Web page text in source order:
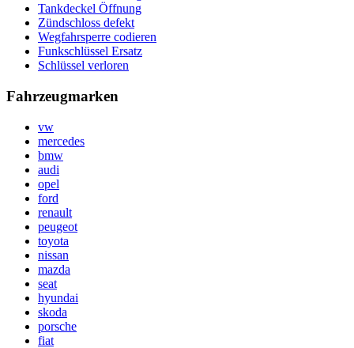
Tankdeckel Öffnung
Zündschloss defekt
Wegfahrsperre codieren
Funkschlüssel Ersatz
Schlüssel verloren
Fahrzeugmarken
vw
mercedes
bmw
audi
opel
ford
renault
peugeot
toyota
nissan
mazda
seat
hyundai
skoda
porsche
fiat